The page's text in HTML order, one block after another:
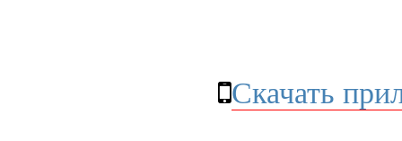
Скачать